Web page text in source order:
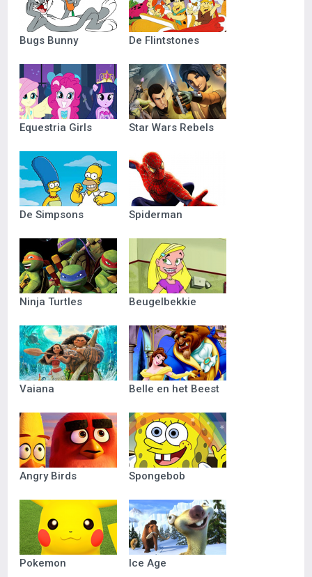
Bugs Bunny De Flintstones
Equestria Girls Star Wars Rebels
De Simpsons Spiderman
Ninja Turtles Beugelbekkie
Vaiana Belle en het Beest
Angry Birds Spongebob
Pokemon Ice Age